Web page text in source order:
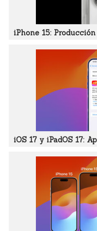
iPhone 15:
iOS 17 y iPadOS 17: